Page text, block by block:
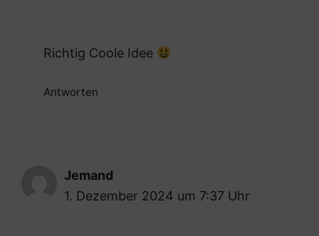
Richtig Coole Idee
Antworten
Jemand
1. Dezember 2024 um 7:37 Uhr